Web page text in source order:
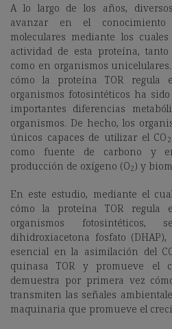
A lo largo de los años,
avanzar en el conocimiento
moleculares mediante los
actividad de esta proteína,
como en organismos
cómo la proteína TOR regula
organismos fotosintéticos ha
importantes diferencias
organismos. De hecho, los
únicos capaces de utilizar el CO 2
como fuente de carbono y
producción de oxígeno (O2) y
En este estudio, mediante el
cómo la proteína TOR regula
organismos
dihidroxiacetona fosfato
esencial en la asimilación del
quinasa TOR y promueve el
demuestra por primera vez
transmiten las señales
maquinaria que promueve el